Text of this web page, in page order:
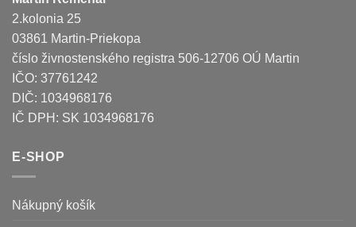
2.kolonia 25
03861 Martin-Priekopa
číslo živnostenského registra 506-12706 OÚ Martin
IČO: 37761242
DIČ: 1034968176
IČ DPH: SK 1034968176
E-SHOP
Nákupný košík